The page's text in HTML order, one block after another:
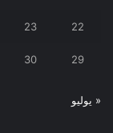
22
23
29
30
« يوليو